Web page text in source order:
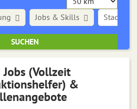
Stadt
Jobs & Skills
(Vollzeit
&